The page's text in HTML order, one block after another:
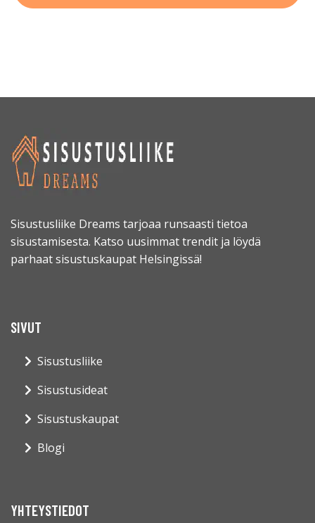
Sisustusliike Dreams tarjoaa runsaasti tietoa
sisustamisesta. Katso uusimmat trendit ja löydä
parhaat sisustuskaupat Helsingissä!
SIVUT
Sisustusliike
Sisustusideat
Sisustuskaupat
Blogi
YHTEYSTIEDOT